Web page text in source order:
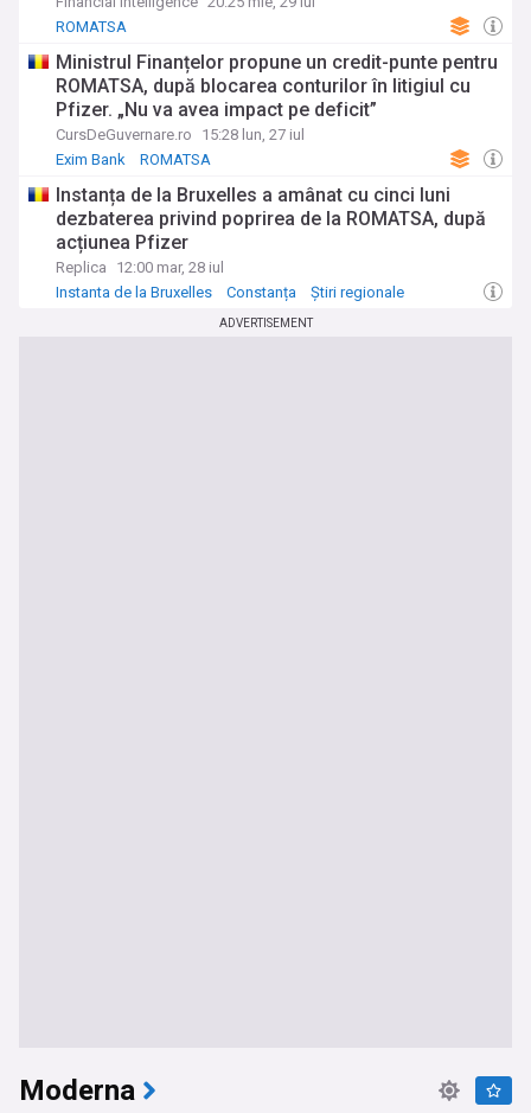
ROMATSA
Ministrul Finanțelor propune un credit-punte pentru
ROMATSA, după blocarea conturilor în litigiul cu
Pfizer. „Nu va avea impact pe deficit”
CursDeGuvernare.ro
15:28 lun, 27 iul
Exim Bank
ROMATSA
Instanța de la Bruxelles a amânat cu cinci luni
dezbaterea privind poprirea de la ROMATSA, după
acțiunea Pfizer
Replica
12:00 mar, 28 iul
Instanta de la Bruxelles
Constanța Știri regionale
ADVERTISEMENT
Moderna